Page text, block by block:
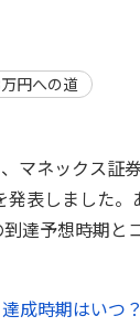
円への道
マネックス証
発表しました。
達予想時期と
成時期はいつ